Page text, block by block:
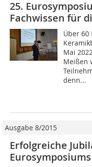
25.
Fachwissen für
Über 60
Mai
Meißen
denn...
Ausgabe 8/2015
Erfolgreiche
Eurosymposiums